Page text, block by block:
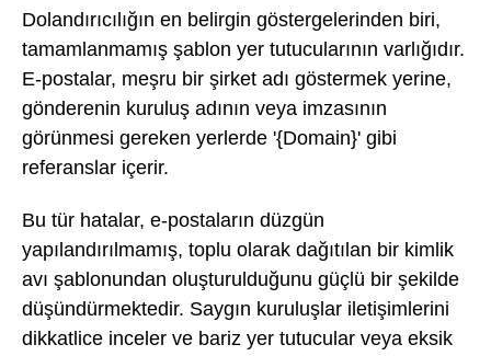
Dolandırıcılığın en belirgin göstergelerinden biri,
tamamlanmamış şablon yer tutucularının varlığıdır.
E-postalar, meşru bir şirket adı göstermek yerine,
gönderenin kuruluş adının veya imzasının
görünmesi gereken yerlerde '{Domain}' gibi
referanslar içerir.
Bu tür hatalar, e-postaların düzgün
yapılandırılmamış, toplu olarak dağıtılan bir kimlik
avı şablonundan oluşturulduğunu güçlü bir şekilde
düşündürmektedir. Saygın kuruluşlar iletişimlerini
dikkatlice inceler ve bariz yer tutucular veya eksik